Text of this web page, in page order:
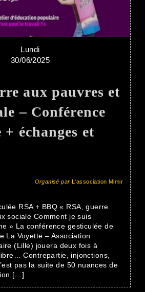
Lundi
30/06/2025
aux pauvres et
– Conférence
+ échanges et
Organisé parL'association Mimir
RSA + BBQ « RSA, guerre
sociale Comment je suis
» La conférence gesticulée de
La Voyette – Association
(Lille) jouera deux fois à
Contrepartie, injonctions,
pas la suite de 50 nuances de
[…]